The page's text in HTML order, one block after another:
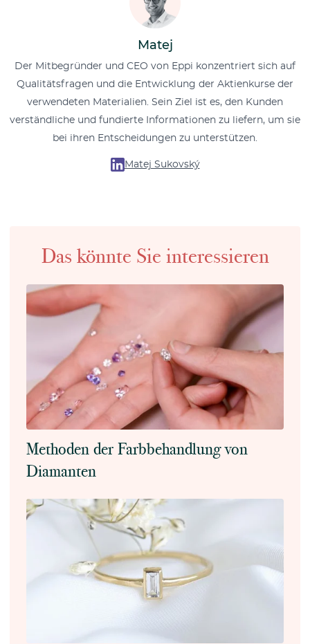
Matej
Der Mitbegründer und CEO von Eppi konzentriert sich auf
Qualitätsfragen und die Entwicklung der Aktienkurse der
verwendeten Materialien. Sein Ziel ist es, den Kunden
verständliche und fundierte Informationen zu liefern, um sie
bei ihren Entscheidungen zu unterstützen.
Matej Sukovský
Das könnte Sie interessieren
Methoden der Farbbehandlung von
Diamanten